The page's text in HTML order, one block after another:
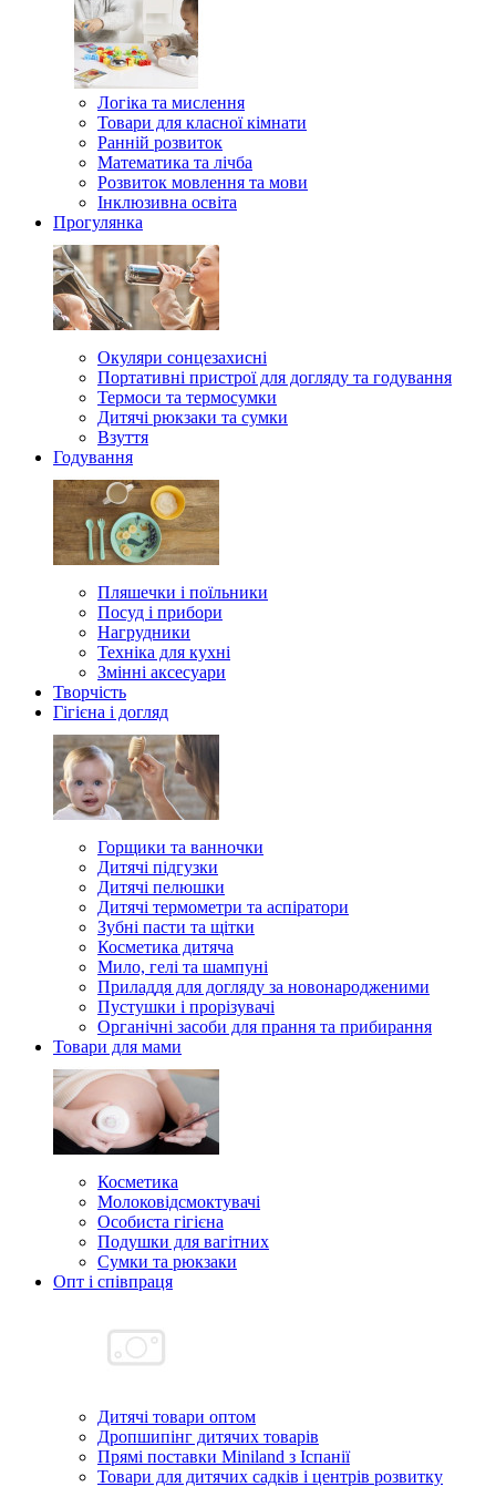
Логіка та мислення
Товари для класної кімнати
Ранній розвиток
Математика та лічба
Розвиток мовлення та мови
Інклюзивна освіта
Прогулянка
Окуляри сонцезахисні
Портативні пристрої для догляду та годування
Термоси та термосумки
Дитячі рюкзаки та сумки
Взуття
Годування
Пляшечки і поїльники
Посуд і прибори
Нагрудники
Техніка для кухні
Змінні аксесуари
Творчість
Гігієна і догляд
Горщики та ванночки
Дитячі підгузки
Дитячі пелюшки
Дитячі термометри та аспіратори
Зубні пасти та щітки
Косметика дитяча
Мило, гелі та шампуні
Приладдя для догляду за новонародженими
Пустушки і прорізувачі
Органічні засоби для прання та прибирання
Товари для мами
Косметика
Молоковідсмоктувачі
Особиста гігієна
Подушки для вагітних
Сумки та рюкзаки
Опт і співпраця
Дитячі товари оптом
Дропшипінг дитячих товарів
Прямі поставки Miniland з Іспанії
Товари для дитячих садків і центрів розвитку